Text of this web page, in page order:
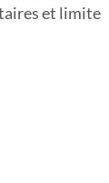
et limite